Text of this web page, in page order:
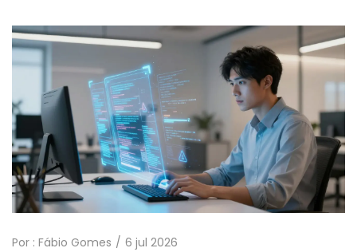
Por : Fábio Gomes 6 jul 2026